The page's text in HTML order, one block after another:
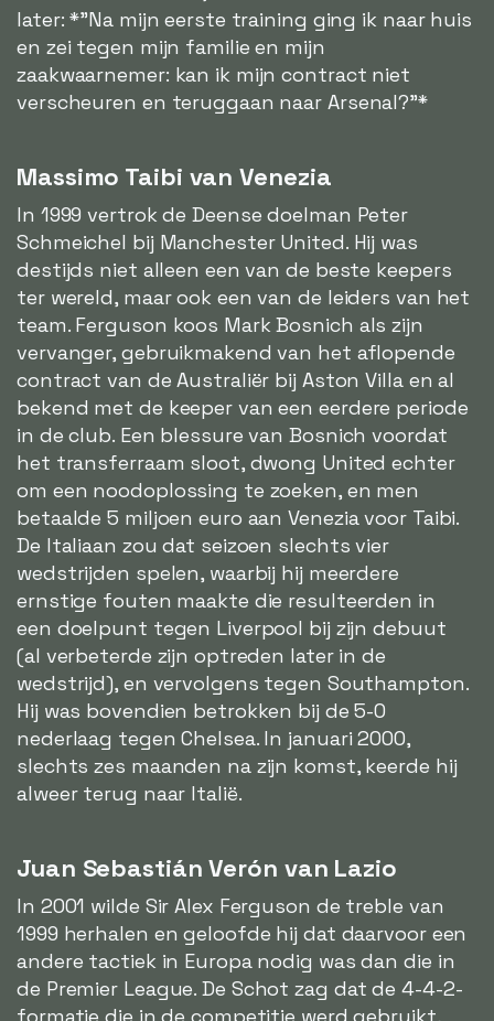
later: *"Na mijn eerste training ging ik naar huis
en zei tegen mijn familie en mijn
zaakwaarnemer: kan ik mijn contract niet
verscheuren en teruggaan naar Arsenal?"*
Massimo Taibi van Venezia
In 1999 vertrok de Deense doelman Peter
Schmeichel bij Manchester United. Hij was
destijds niet alleen een van de beste keepers
ter wereld, maar ook een van de leiders van het
team. Ferguson koos Mark Bosnich als zijn
vervanger, gebruikmakend van het aflopende
contract van de Australiër bij Aston Villa en al
bekend met de keeper van een eerdere periode
in de club. Een blessure van Bosnich voordat
het transferraam sloot, dwong United echter
om een noodoplossing te zoeken, en men
betaalde 5 miljoen euro aan Venezia voor Taibi.
De Italiaan zou dat seizoen slechts vier
wedstrijden spelen, waarbij hij meerdere
ernstige fouten maakte die resulteerden in
een doelpunt tegen Liverpool bij zijn debuut
(al verbeterde zijn optreden later in de
wedstrijd), en vervolgens tegen Southampton.
Hij was bovendien betrokken bij de 5-0
nederlaag tegen Chelsea. In januari 2000,
slechts zes maanden na zijn komst, keerde hij
alweer terug naar Italië.
Juan Sebastián Verón van Lazio
In 2001 wilde Sir Alex Ferguson de treble van
1999 herhalen en geloofde hij dat daarvoor een
andere tactiek in Europa nodig was dan die in
de Premier League. De Schot zag dat de 4-4-2-
formatie die in de competitie werd gebruikt,